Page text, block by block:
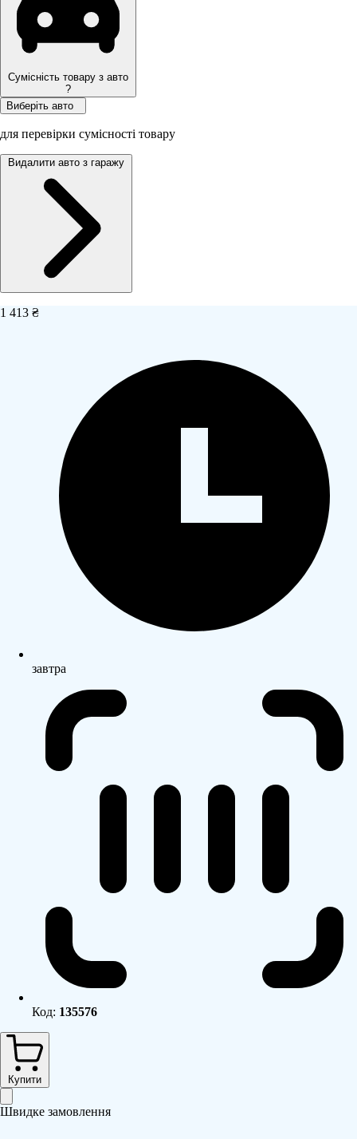
Сумісність товару з авто
?
Виберіть авто
для перевірки сумісності товару
Видалити авто з гаражу
1 413 ₴
завтра
Код: 135576
Купити
Швидке замовлення